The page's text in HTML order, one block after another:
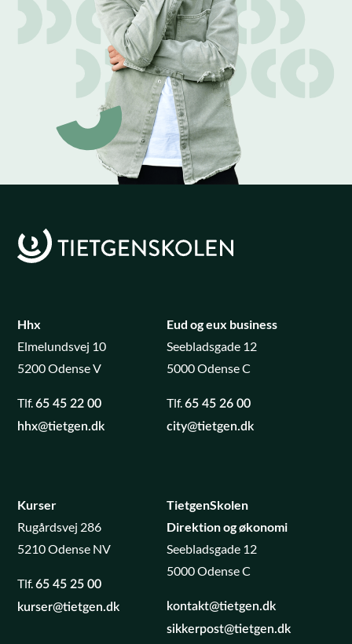
Hhx
Elmelundsvej 10
5200 Odense V
Tlf.65 45 22 00
hhx@tietgen.dk
Eud og eux business
Seebladsgade 12
5000 Odense C
Tlf.65 45 26 00
city@tietgen.dk
Kurser
Rugårdsvej 286
5210 Odense NV
Tlf.65 45 25 00
kurser@tietgen.dk
TietgenSkolen
Direktion og økonomi
Seebladsgade 12
5000 Odense C
kontakt@tietgen.dk
sikkerpost@tietgen.dk